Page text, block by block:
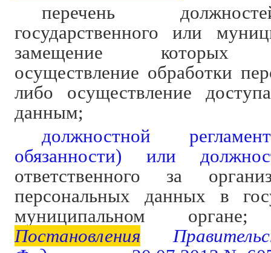
перечень
государственного или
замещение которых
осуществление обработки
либо осуществление
данным;
должностной
обязанности) или
ответственного за
персональных данных в
муниципальном органе;
Постановления